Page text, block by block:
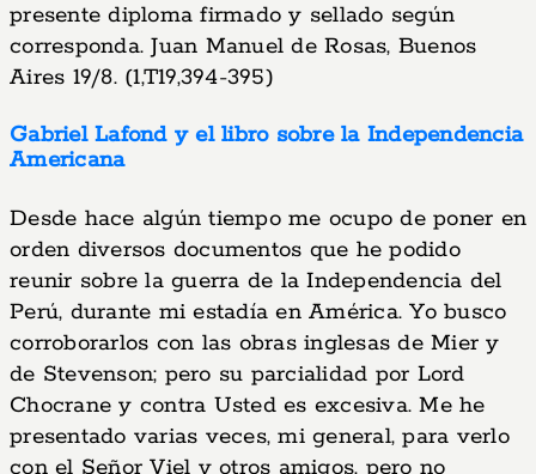
presente diploma firmado y sellado según
corresponda. Juan Manuel de Rosas, Buenos
Aires 19/8. (1,T19,394-395)
Gabriel Lafond y el libro sobre la Independencia
Americana
Desde hace algún tiempo me ocupo de poner en
orden diversos documentos que he podido
reunir sobre la guerra de la Independencia del
Perú, durante mi estadía en América. Yo busco
corroborarlos con las obras inglesas de Mier y
de Stevenson; pero su parcialidad por Lord
Chocrane y contra Usted es excesiva. Me he
presentado varias veces, mi general, para verlo
con el Señor Viel y otros amigos, pero no